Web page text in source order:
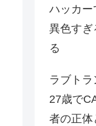
ハッカー
異色すぎ
る
ラブト
27歳で
者の正体